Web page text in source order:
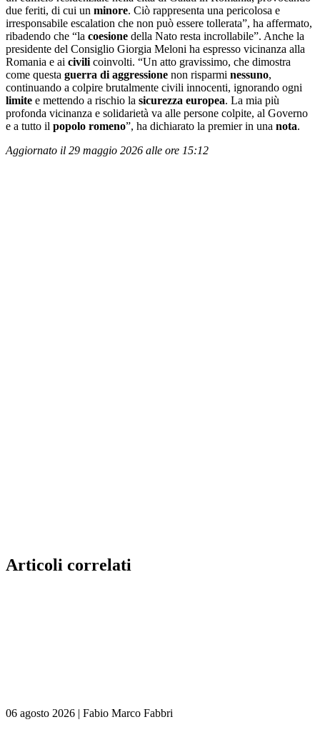
due feriti, di cui un minore. Ciò rappresenta una pericolosa e
irresponsabile escalation che non può essere tollerata”, ha affermato,
ribadendo che “la coesione della Nato resta incrollabile”. Anche la
presidente del Consiglio Giorgia Meloni ha espresso vicinanza alla
Romania e ai civili coinvolti. “Un atto gravissimo, che dimostra
come questa guerra di aggressione non risparmi nessuno,
continuando a colpire brutalmente civili innocenti, ignorando ogni
limite e mettendo a rischio la sicurezza europea. La mia più
profonda vicinanza e solidarietà va alle persone colpite, al Governo
e a tutto il popolo romeno”, ha dichiarato la premier in una nota.
Aggiornato il 29 maggio 2026 alle ore 15:12
Articoli correlati
06 agosto 2026 | Fabio Marco Fabbri